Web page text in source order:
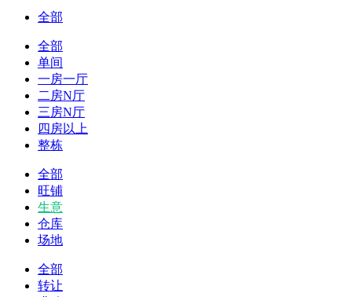
全部
全部
单间
一房一厅
二房N厅
三房N厅
四房以上
整栋
全部
旺铺
生意
仓库
场地
全部
转让